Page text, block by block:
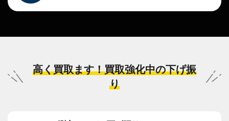
高く買取ます！買取強化中の下げ振
り